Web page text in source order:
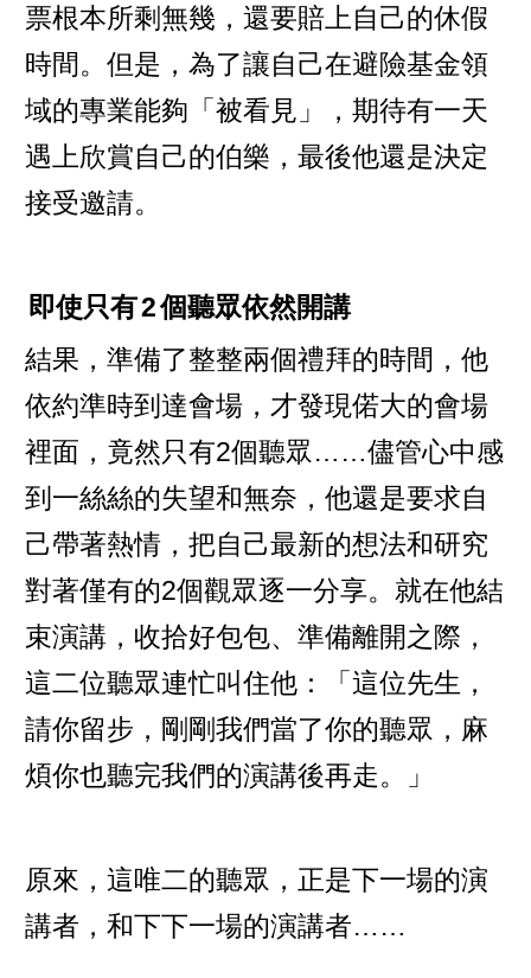
票根本所剩無幾，還要賠上自己的休假
時間。但是，為了讓自己在避險基金領
域的專業能夠「被看見」，期待有一天
遇上欣賞自己的伯樂，最後他還是決定
接受邀請。
即使只有2個聽眾依然開講
結果，準備了整整兩個禮拜的時間，他
依約準時到達會場，才發現偌大的會場
裡面，竟然只有2個聽眾……儘管心中感
到一絲絲的失望和無奈，他還是要求自
己帶著熱情，把自己最新的想法和研究
對著僅有的2個觀眾逐一分享。就在他結
束演講，收拾好包包、準備離開之際，
這二位聽眾連忙叫住他：「這位先生，
請你留步，剛剛我們當了你的聽眾，麻
煩你也聽完我們的演講後再走。」
原來，這唯二的聽眾，正是下一場的演
講者，和下下一場的演講者……